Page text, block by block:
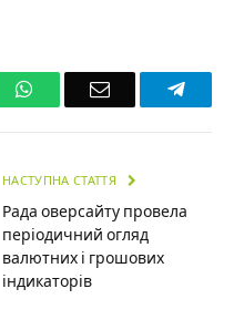
WhatsAppEmail
НАСТУПНА СТАТТЯ
Рада оверсайту провела
періодичний огляд
валютних і грошових
індикаторів